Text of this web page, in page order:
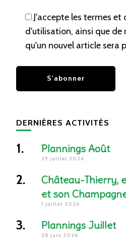
J'accepte les termes et
d'utilisation, ainsi que de
qu'un nouvel article sera
DERNIÈRES ACTIVITÉS
Plannings Août
29 juillet 2026
Château-Thierry,
et son
1 juillet 2026
Plannings Juillet
28 juin 2026